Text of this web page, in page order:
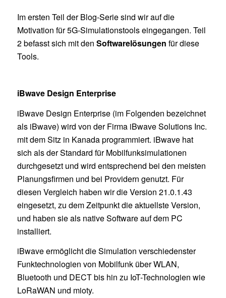
Im ersten Teil der Blog-Serie sind wir auf die
Motivation für 5G-Simulationstools eingegangen. Teil
2 befasst sich mit den Softwarelösungen für diese
Tools.
iBwave Design Enterprise
iBwave Design Enterprise (im Folgenden bezeichnet
als iBwave) wird von der Firma iBwave Solutions Inc.
mit dem Sitz in Kanada programmiert. iBwave hat
sich als der Standard für Mobilfunksimulationen
durchgesetzt und wird entsprechend bei den meisten
Planungsfirmen und bei Providern genutzt. Für
diesen Vergleich haben wir die Version 21.0.1.43
eingesetzt, zu dem Zeitpunkt die aktuellste Version,
und haben sie als native Software auf dem PC
installiert.
iBwave ermöglicht die Simulation verschiedenster
Funktechnologien von Mobilfunk über WLAN,
Bluetooth und DECT bis hin zu IoT-Technologien wie
LoRaWAN und mioty.